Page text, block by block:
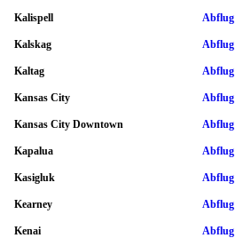
Kalispell Abflug
Kalskag Abflug
Kaltag Abflug
Kansas City Abflug
Kansas City Downtown Abflug
Kapalua Abflug
Kasigluk Abflug
Kearney Abflug
Kenai Abflug